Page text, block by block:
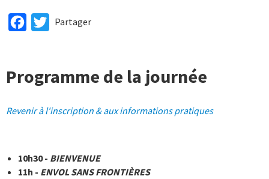
FacebookTwitter
Partager
Programme de la journée
Revenir à l'inscription & aux informations pratiques
10h30 - BIENVENUE
11h - ENVOL SANS FRONTIÈRES